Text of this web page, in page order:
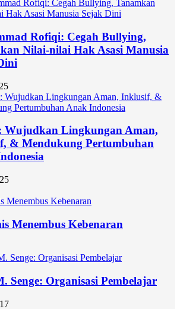
Rofiqi: Cegah Bullying,
Nilai-nilai Hak Asasi Manusia
Wujudkan Lingkungan Aman,
& Mendukung Pertumbuhan
Menembus Kebenaran
Senge: Organisasi Pembelajar